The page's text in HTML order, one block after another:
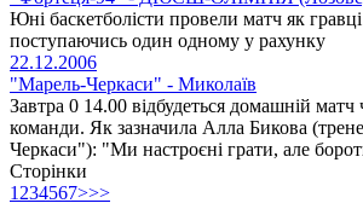
Юні баскетболісти провели матч як
поступаючись один одному у рахунку
22.12.2006
"Марель-Черкаси" - Миколаїв
Завтра 0 14.00 відбудеться домашній матч
команди. Як зазначила Алла Бикова
Черкаси"): "Ми настроєні грати, але
Сторінки
1 234567>>>